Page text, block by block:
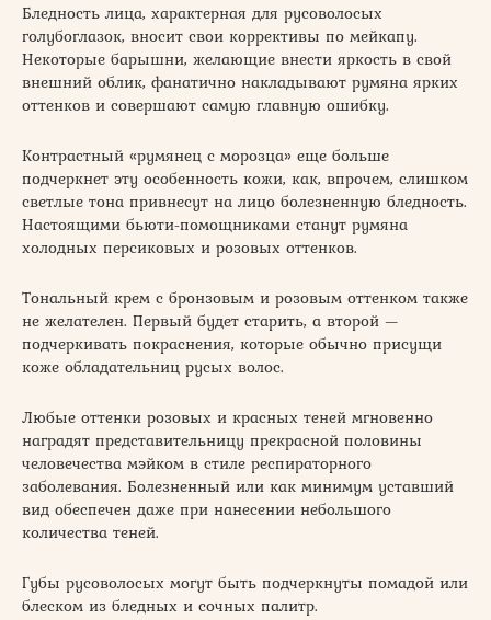
Бледность лица, характерная для русоволосых
голубоглазок, вносит свои коррективы по мейкапу.
Некоторые барышни, желающие внести яркость в свой
внешний облик, фанатично накладывают румяна ярких
оттенков и совершают самую главную ошибку.
Контрастный «румянец с морозца» еще больше
подчеркнет эту особенность кожи, как, впрочем, слишком
светлые тона привнесут на лицо болезненную бледность.
Настоящими бьюти-помощниками станут румяна
холодных персиковых и розовых оттенков.
Тональный крем с бронзовым и розовым оттенком также
не желателен. Первый будет старить, а второй —
подчеркивать покраснения, которые обычно присущи
коже обладательниц русых волос.
Любые оттенки розовых и красных теней мгновенно
наградят представительницу прекрасной половины
человечества мэйком в стиле респираторного
заболевания. Болезненный или как минимум уставший
вид обеспечен даже при нанесении небольшого
количества теней.
Губы русоволосых могут быть подчеркнуты помадой или
блеском из бледных и сочных палитр.